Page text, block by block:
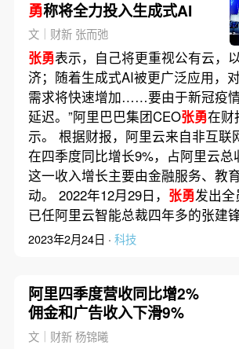
勇称将全力投入生成式AI
文｜财新 张而弛
张勇表示，自己将更重视公有云，
济；随着生成式AI被更广泛应用，
需求将快速增加……要由于新冠疫
延迟。”阿里巴巴集团CEO张勇在财
示。 根据财报，阿里云来自非互联
在四季度同比增长9%，占阿里云总
这一收入增长主要由金融服务、教
动。 2022年12月29日， 张勇发出全
已任阿里云智能总裁四年多的张
2023年2月24日 · 科技
阿里四季度营收同比增2%
佣金和广告收入下滑9%
文｜财新 杨锦曦